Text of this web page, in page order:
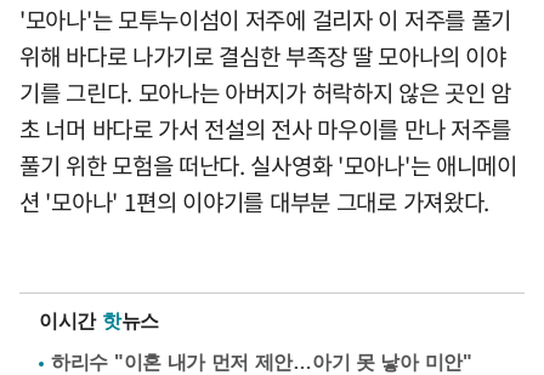
'모아나'는 모투누이섬이 저주에 걸리자 이 저주를 풀기
위해 바다로 나가기로 결심한 부족장 딸 모아나의 이야
기를 그린다. 모아나는 아버지가 허락하지 않은 곳인 암
초 너머 바다로 가서 전설의 전사 마우이를 만나 저주를
풀기 위한 모험을 떠난다. 실사영화 '모아나'는 애니메이
션 '모아나' 1편의 이야기를 대부분 그대로 가져왔다.
이시간 핫뉴스
하리수 "이혼 내가 먼저 제안…아기 못 낳아 미안"